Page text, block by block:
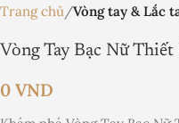
Trang chủ Vòng tay & Lắc
Vòng Tay Bạc Nữ
0 VND